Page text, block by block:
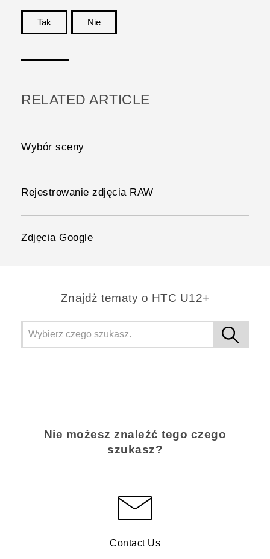
Tak
Nie
RELATED ARTICLE
Wybór sceny
Rejestrowanie zdjęcia RAW
Zdjęcia Google
Znajdż tematy o HTC U12+
Nie możesz znaleźć tego czego
szukasz?
Contact Us